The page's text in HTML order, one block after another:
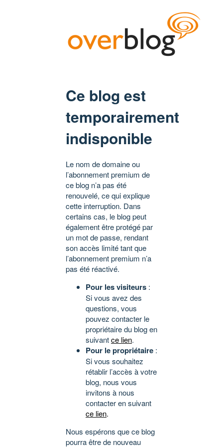
Ce blog est
temporairement
indisponible
Le nom de domaine ou
l’abonnement premium de
ce blog n’a pas été
renouvelé, ce qui explique
cette interruption. Dans
certains cas, le blog peut
également être protégé par
un mot de passe, rendant
son accès limité tant que
l’abonnement premium n’a
pas été réactivé.
Pour les visiteurs :
Si vous avez des
questions, vous
pouvez contacter le
propriétaire du blog en
suivantce lien.
Pour le propriétaire :
Si vous souhaitez
rétablir l’accès à votre
blog, nous vous
invitons à nous
contacter en suivant
ce lien.
Nous espérons que ce blog
pourra être de nouveau